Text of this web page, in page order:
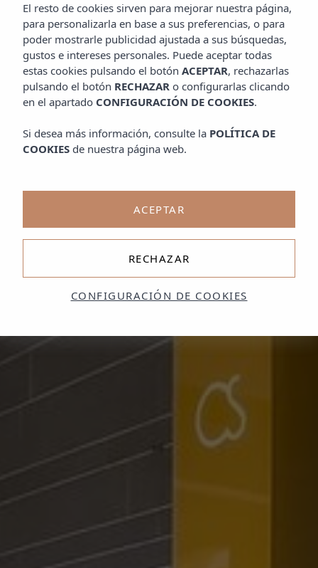
El resto de cookies sirven para mejorar nuestra página,
para personalizarla en base a sus preferencias, o para
poder mostrarle publicidad ajustada a sus búsquedas,
gustos e intereses personales. Puede aceptar todas
estas cookies pulsando el botón ACEPTAR, rechazarlas
pulsando el botón RECHAZAR o configurarlas clicando
en el apartado CONFIGURACIÓN DE COOKIES.
Si desea más información, consulte la POLÍTICA DE
COOKIES de nuestra página web.
CONFIGURACIÓN DE COOKIES
RECHAZAR
ACEPTAR